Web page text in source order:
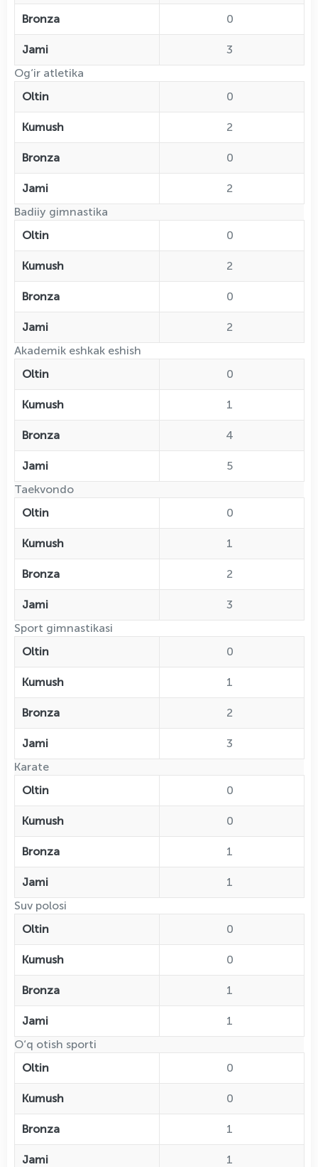
Bronza 0
Jami
3
Og‘ir atletika
Oltin
0
Kumush 2
Bronza 0
Jami
2
Badiiy gimnastika
Oltin
0
Kumush 2
Bronza 0
Jami
2
Akademik eshkak eshish
Oltin
0
Kumush 1
Bronza 4
Jami
5
Taekvondo
Oltin
0
Kumush 1
Bronza 2
Jami
3
Sport gimnastikasi
Oltin
0
Kumush 1
Bronza 2
Jami
3
Karate
Oltin
0
Kumush 0
Bronza 1
Jami
1
Suv polosi
Oltin
0
Kumush 0
Bronza 1
Jami
1
O‘q otish sporti
Oltin
0
Kumush 0
Bronza 1
Jami
1